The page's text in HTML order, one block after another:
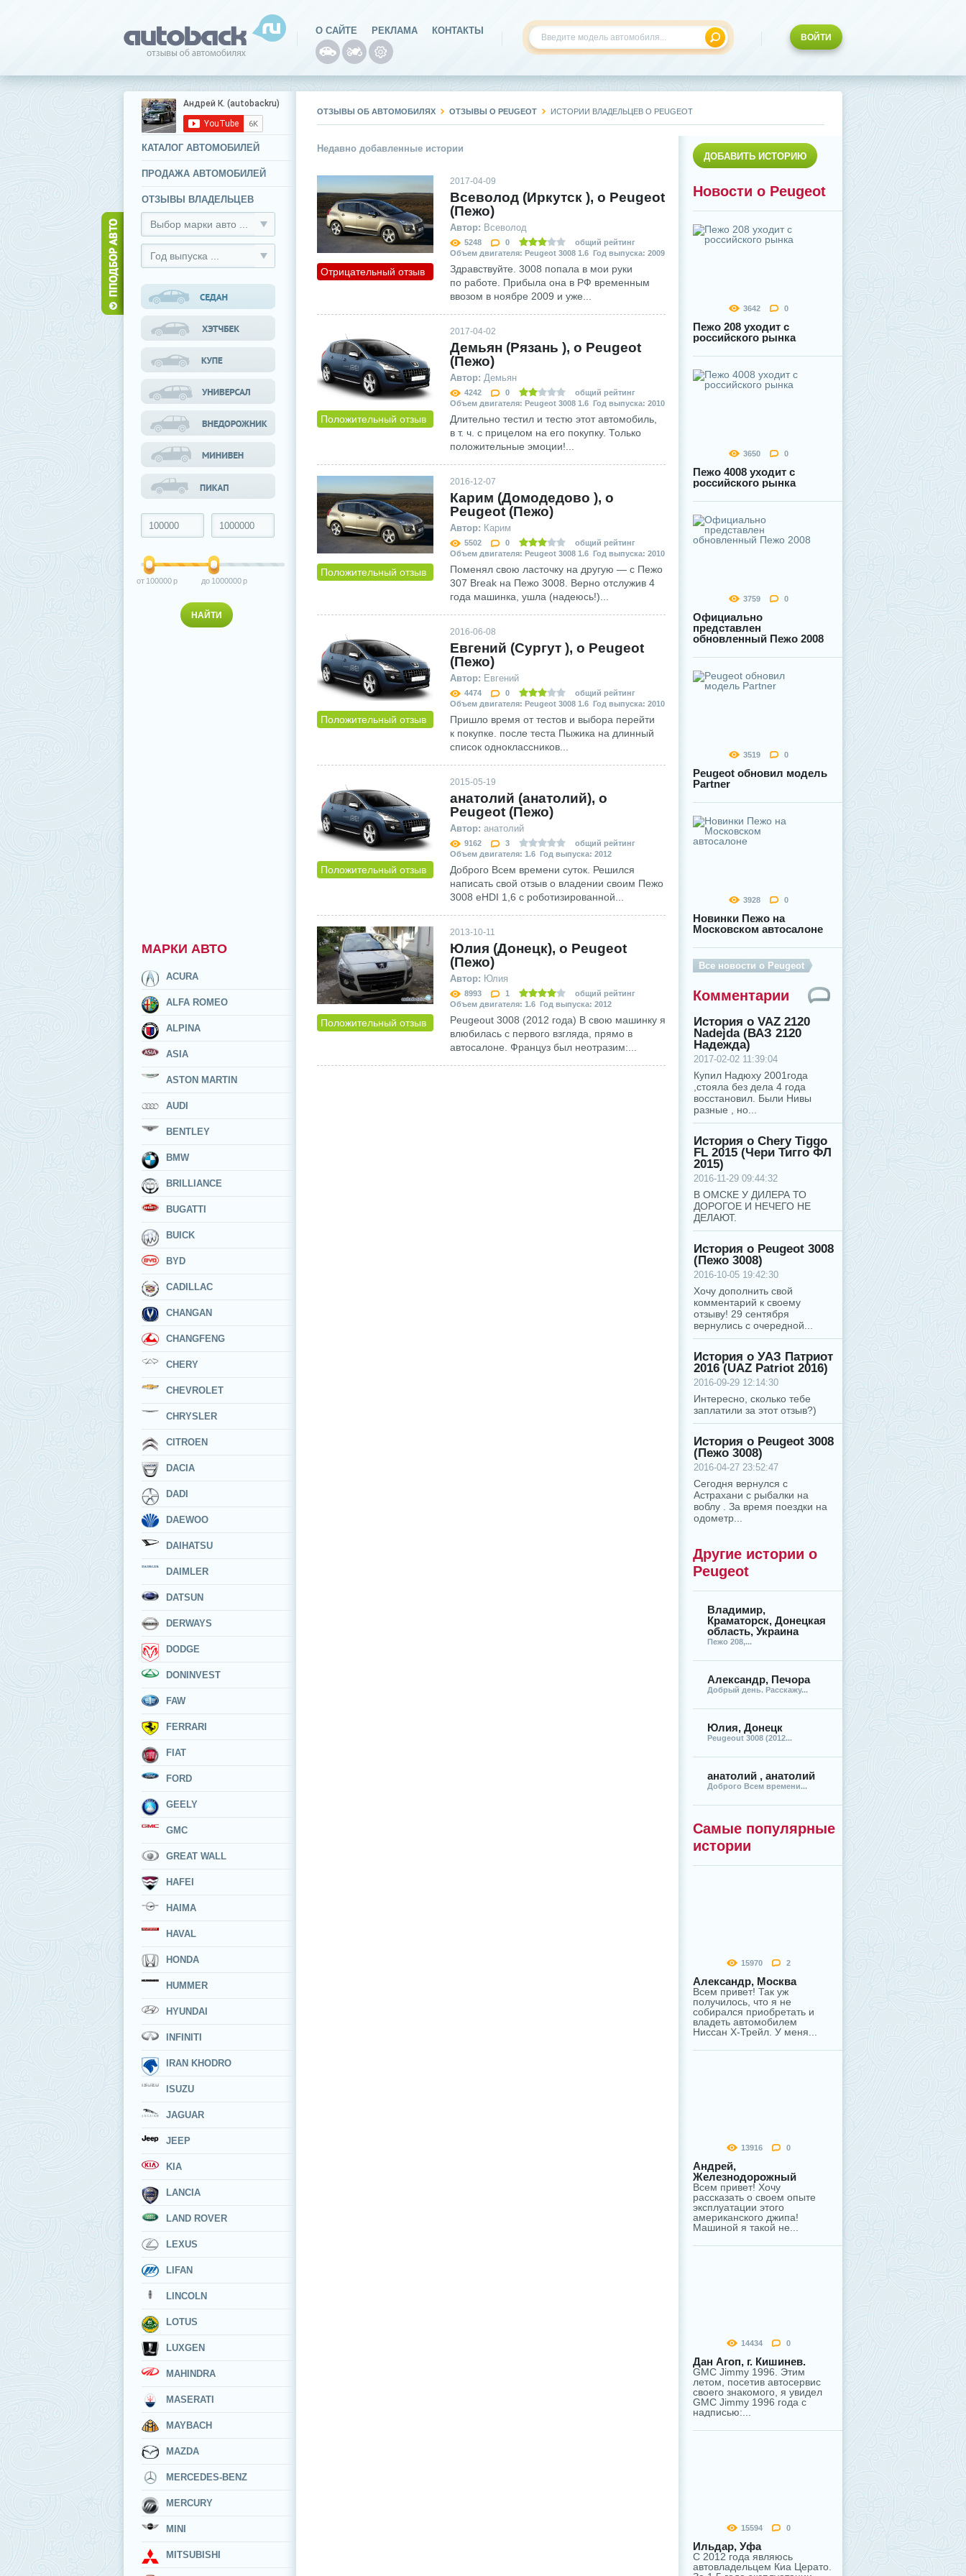
О САЙТЕ РЕКЛАМА КОНТАКТЫ
ВОЙТИ
КАТАЛОГ АВТОМОБИЛЕЙ
ПРОДАЖА АВТОМОБИЛЕЙ
ОТЗЫВЫ ВЛАДЕЛЬЦЕВ
Выбор марки авто ...
Год выпуска ...
100000 1000000
МАРКИ АВТО
ACURA
ALFA ROMEO
ALPINA
ASIA
ASTON MARTIN
AUDI
BENTLEY
BMW
BRILLIANCE
BUGATTI
BUICK
BYD
CADILLAC
CHANGAN
CHANGFENG
CHERY
CHEVROLET
CHRYSLER
CITROEN
DACIA
DADI
DAEWOO
DAIHATSU
DAIMLER
DATSUN
DERWAYS
DODGE
DONINVEST
FAW
FERRARI
FIAT
FORD
GEELY
GMC
GREAT WALL
HAFEI
HAIMA
HAVAL
HONDA
HUMMER
HYUNDAI
INFINITI
IRAN KHODRO
ISUZU
JAGUAR
JEEP
KIA
LANCIA
LAND ROVER
LEXUS
LIFAN
LINCOLN
LOTUS
LUXGEN
MAHINDRA
MASERATI
MAYBACH
MAZDA
MERCEDES-BENZ
MERCURY
MINI
MITSUBISHI
ОТЗЫВЫ ОБ АВТОМОБИЛЯХ ОТЗЫВЫ О PEUGEOT ИСТОРИИ ВЛАДЕЛЬЦЕВ О PEUGEOT
Недавно добавленные истории
Отрицательный отзыв
2017-04-09
Всеволод (Иркутск ), о Peugeot
(Пежо)
Автор: Всеволод
5248 0
общий рейтинг
Объем двигателя: Peugeot 3008 1.6 Год выпуска: 2009
Здравствуйте. 3008 попала в мои руки
по работе. Прибыла она в РФ временным
ввозом в ноябре 2009 и уже...
Положительный отзыв
2017-04-02
Демьян (Рязань ), о Peugeot
(Пежо)
Автор: Демьян
4242 0
общий рейтинг
Объем двигателя: Peugeot 3008 1.6 Год выпуска: 2010
Длительно тестил и тестю этот автомобиль,
в т. ч. с прицелом на его покупку. Только
положительные эмоции!...
Положительный отзыв
2016-12-07
Карим (Домодедово ), о
Peugeot (Пежо)
Автор: Карим
5502 0
общий рейтинг
Объем двигателя: Peugeot 3008 1.6 Год выпуска: 2010
Поменял свою ласточку на другую — с Пежо
307 Break на Пежо 3008. Верно отслужив 4
года машинка, ушла (надеюсь!)...
Положительный отзыв
2016-06-08
Евгений (Сургут ), о Peugeot
(Пежо)
Автор: Евгений
4474 0
общий рейтинг
Объем двигателя: Peugeot 3008 1.6 Год выпуска: 2010
Пришло время от тестов и выбора перейти
к покупке. после теста Пыжика на длинный
список одноклассников...
Положительный отзыв
2015-05-19
анатолий (анатолий), о
Peugeot (Пежо)
Автор: анатолий
9162 3
общий рейтинг
Объем двигателя: 1.6 Год выпуска: 2012
Доброго Всем времени суток. Решился
написать свой отзыв о владении своим Пежо
3008 eHDI 1,6 c роботизированной...
Положительный отзыв
2013-10-11
Юлия (Донецк), о Peugeot
(Пежо)
Автор: Юлия
8993 1
общий рейтинг
Объем двигателя: 1.6 Год выпуска: 2012
Peugeout 3008 (2012 года) В свою машинку я
влюбилась с первого взгляда, прямо в
автосалоне. Француз был неотразим:...
ДОБАВИТЬ ИСТОРИЮ
Новости о Peugeot
3642 0
Пежо 208 уходит с
российского рынка
3650 0
Пежо 4008 уходит с
российского рынка
3759 0
Официально
представлен
обновленный Пежо 2008
3519 0
Peugeot обновил модель
Partner
3928 0
Новинки Пежо на
Московском автосалоне
Все новости о Peugeot
Комментарии
История о VAZ 2120
Nadejda (ВАЗ 2120
Надежда)
2017-02-02 11:39:04
Купил Надюху 2001года
,стояла без дела 4 года
восстановил. Были Нивы
разные , но...
История о Chery Tiggo
FL 2015 (Чери Тигго ФЛ
2015)
2016-11-29 09:44:32
В ОМСКЕ У ДИЛЕРА ТО
ДОРОГОЕ И НЕЧЕГО НЕ
ДЕЛАЮТ.
История о Peugeot 3008
(Пежо 3008)
2016-10-05 19:42:30
Хочу дополнить свой
комментарий к своему
отзыву! 29 сентября
вернулись с очередной...
История о УАЗ Патриот
2016 (UAZ Patriot 2016)
2016-09-29 12:14:30
Интересно, сколько тебе
заплатили за этот отзыв?)
История о Peugeot 3008
(Пежо 3008)
2016-04-27 23:52:47
Сегодня вернулся с
Астрахани с рыбалки на
воблу . За время поездки на
одометр...
Другие истории о
Peugeot
Владимир,
Краматорск, Донецкая
область, Украина
Пежо 208,...
Александр, Печора
Добрый день. Расскажу...
Юлия, Донецк
Peugeout 3008 (2012...
анатолий , анатолий
Доброго Всем времени...
Самые популярные
истории
15970 2
Александр, Москва
Всем привет! Так уж
получилось, что я не
собирался приобретать и
владеть автомобилем
Ниссан Х-Трейл. У меня...
13916 0
Андрей,
Железнодорожный
Всем привет! Хочу
рассказать о своем опыте
эксплуатации этого
американского джипа!
Машиной я такой не...
14434 0
Дан Агоп, г. Кишинев.
GMC Jimmy 1996. Этим
летом, посетив автосервис
своего знакомого, я увидел
GMC Jimmy 1996 года с
надписью:...
15594 0
Ильдар, Уфа
С 2012 года являюсь
автовладельцем Киа Церато.